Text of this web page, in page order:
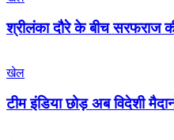
श्रीलंका दौरे के बीच सरफराज
खेल
टीम इंडिया छोड़ अब विदेशी